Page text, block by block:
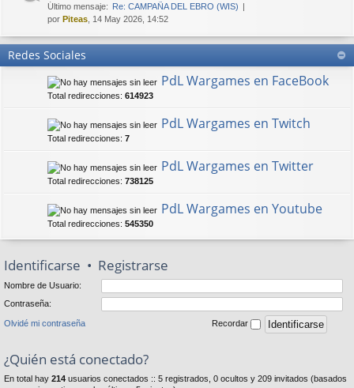
Último mensaje: Re: CAMPAÑA DEL EBRO (WIS)
por Piteas , 14 May 2026, 14:52
Redes Sociales
PdL Wargames en FaceBook
Total redirecciones: 614923
PdL Wargames en Twitch
Total redirecciones: 7
PdL Wargames en Twitter
Total redirecciones: 738125
PdL Wargames en Youtube
Total redirecciones: 545350
Identificarse • Registrarse
Nombre de Usuario:
Contraseña:
Olvidé mi contraseña Recordar
¿Quién está conectado?
En total hay 214 usuarios conectados :: 5 registrados, 0 ocultos y 209 invitados (basados